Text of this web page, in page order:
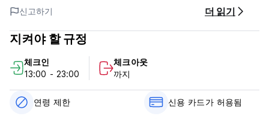
우리는 Bacalar 최고의 지역 중 하나에 위치하고 있으며 일곱 색
깔의 호수, Mirador De Elizabeth Perez 및 Fort San Felipe
Bacalar와 같은 도시의 주요 관광 명소 및 랜드마크와 가깝습니
Casa Yunuem은 가족이 운영하는 멋진 주택 관리자입니다. 우리
의 임무는 귀하가 집처럼 느낄 수 있도록 하고 여기 Bacalar에서
가장 중요한 장소를 탐험하고 방문할 수 있는 시설을 제공하는 것
신고하기 더 읽기
지켜야 할 규정
체크인
13:00 - 23:00
체크아웃
까지
연령 제한 신용 카드가 허용됨